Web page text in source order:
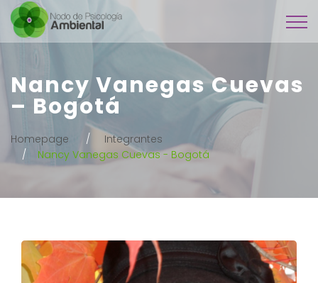
Nancy Vanegas Cuevas
– Bogotá
Homepage
Integrantes
Nancy Vanegas Cuevas - Bogotá